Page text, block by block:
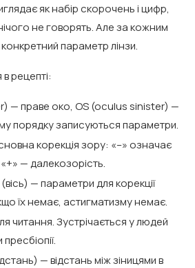
як набір скорочень і цифр,
не говорять. Але за кожним
параметр лінзи.
рецепті:
— праве око, OS (oculus sinister) —
порядку записуються параметри.
корекція зору: «–» означає
— далекозорість.
— параметри для корекції
їх немає, астигматизму немає.
читання. Зустрічається у людей
— відстань між зіницями в